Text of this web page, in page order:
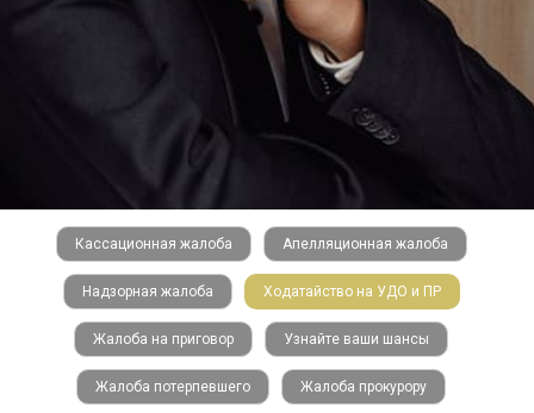
Кассационная жалоба Апелляционная жалоба
Надзорная жалоба Ходатайство на УДО и ПР
Жалоба на приговор Узнайте ваши шансы
Жалоба потерпевшего Жалоба прокурору